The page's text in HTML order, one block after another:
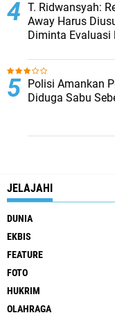
T. Ridwansyah:
Away Harus
Diminta Evaluasi
Polisi Amankan
Diduga Sabu
JELAJAHI
DUNIA
EKBIS
FEATURE
FOTO
HUKRIM
OLAHRAGA